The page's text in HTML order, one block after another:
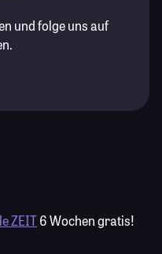
und folge uns auf
ZEIT6 Wochen gratis!